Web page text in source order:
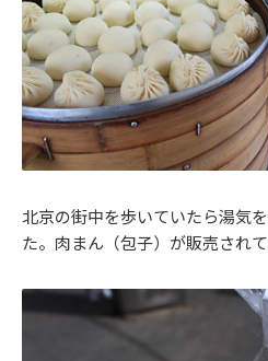
北京の街中を歩いていたら湯気
た。肉まん（包子）が販売されて